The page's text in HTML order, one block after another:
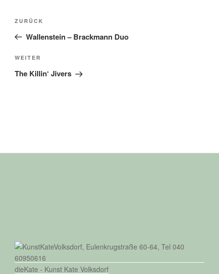
Beitragsnavigation
Vorheriger
Beitrag
ZURÜCK
Wallenstein – Brackmann Duo
Nächster
Beitrag
WEITER
The Killin‘ Jivers
dieKate - Kunst Kate Volksdorf